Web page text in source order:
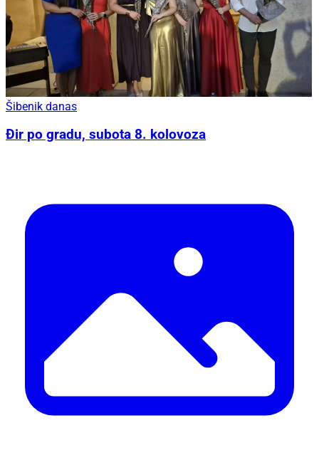
Šibenik danas
Đir po gradu, subota 8. kolovoza